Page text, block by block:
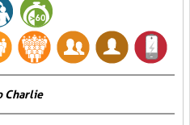
Charlie